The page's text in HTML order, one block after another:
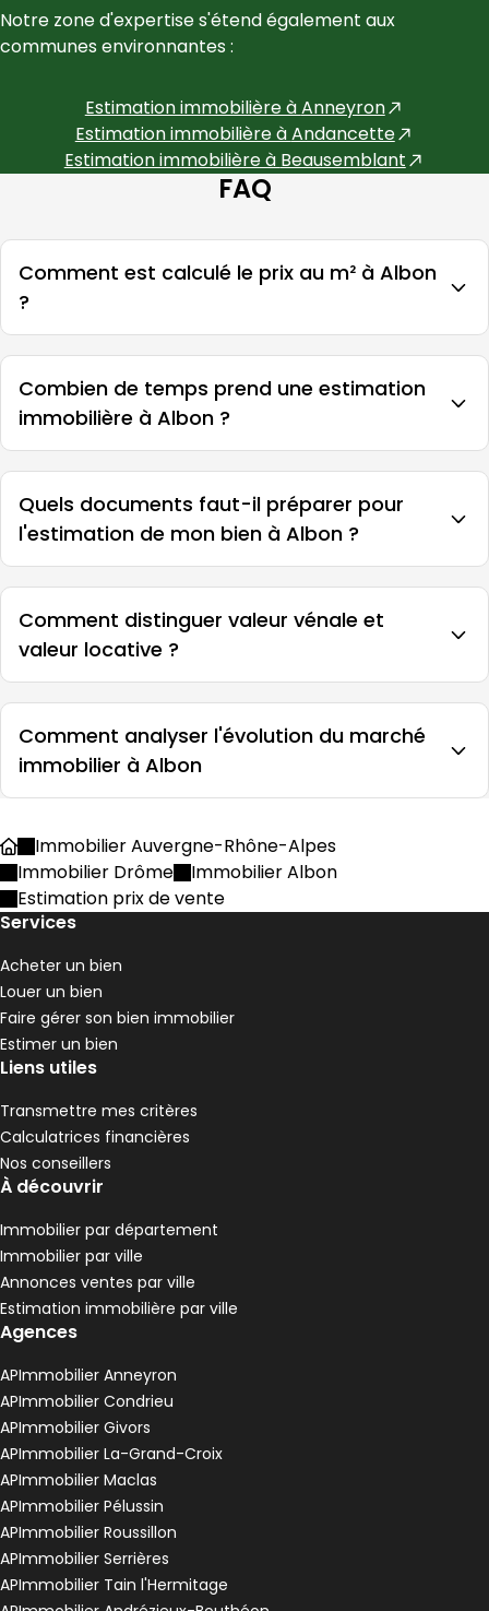
Notre zone d'expertise s'étend également aux
communes environnantes :
Estimation immobilière àAnneyron
Estimation immobilière àAndancette
Estimation immobilière à Beausemblant
FAQ
Comment est calculé le prix au m² à Albon
?
Combien de temps prend une estimation
immobilière à Albon ?
Quels documents faut-il préparer pour
l'estimation de mon bien à Albon ?
Comment distinguer valeur vénale et
valeur locative ?
Comment analyser l'évolution du marché
immobilier à Albon
AccueilImmobilier Auvergne-Rhône-Alpes
Immobilier Drôme
Immobilier Albon
Estimation prix de vente
Services
Acheter un bien
Louer un bien
Faire gérer son bien immobilier
Estimer un bien
Liens utiles
Transmettre mes critères
Calculatrices financières
Nos conseillers
À découvrir
Immobilier par département
Immobilier par ville
Annonces ventes par ville
Estimation immobilière par ville
Agences
APImmobilier Anneyron
APImmobilier Condrieu
APImmobilier Givors
APImmobilier La-Grand-Croix
APImmobilier Maclas
APImmobilier Pélussin
APImmobilier Roussillon
APImmobilier Serrières
APImmobilier Tain l'Hermitage